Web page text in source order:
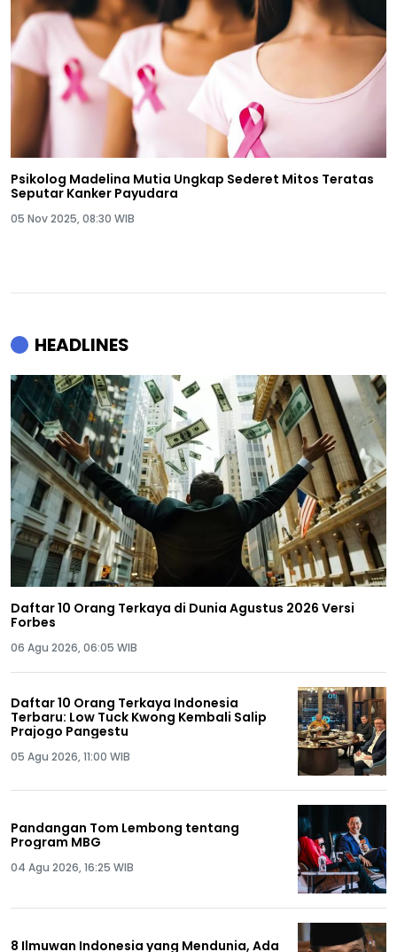
Psikolog Madelina Mutia Ungkap Sederet Mitos Teratas
Seputar Kanker Payudara
05 Nov 2025, 08:30 WIB
HEADLINES
Daftar 10 Orang Terkaya di Dunia Agustus 2026 Versi
Forbes
06 Agu 2026, 06:05 WIB
Daftar 10 Orang Terkaya Indonesia
Terbaru: Low Tuck Kwong Kembali Salip
Prajogo Pangestu
05 Agu 2026, 11:00 WIB
Pandangan Tom Lembong tentang
Program MBG
04 Agu 2026, 16:25 WIB
8 Ilmuwan Indonesia yang Mendunia, Ada